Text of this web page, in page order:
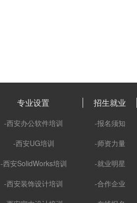
专业设置
-西安办公软件培训
-西安UG培训
-西安SolidWorks培训
-西安装饰设计培训
招生就业
-报名须知
-师资力量
-就业明星
-合作企业